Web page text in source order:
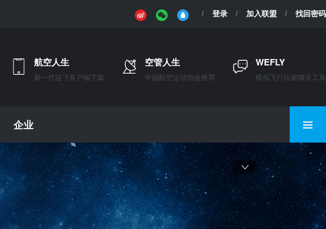
登录 加入联盟 找回密码
航空人生
新一代连飞客户端下载
空管人生
中国航空运动协会推荐
WEFLY
模拟飞行玩家聊天工具
企业